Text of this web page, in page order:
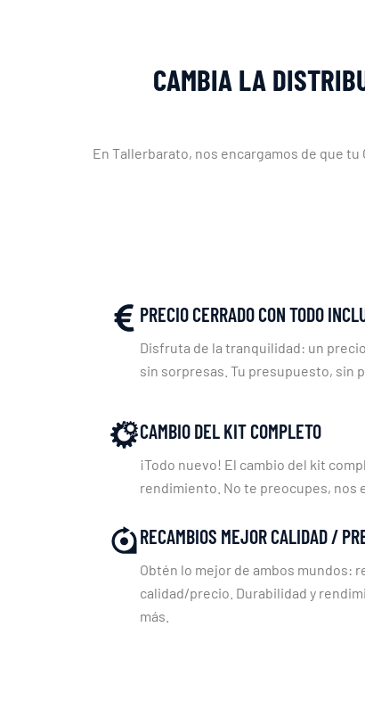
CAMBIA LA
En Tallerbarato, nos encargamos de que
PRECIO CERRADO CON TODO
Disfruta de la tranquilidad: un
sin sorpresas. Tu presupuesto, sin
CAMBIO DEL KIT COMPLETO
¡Todo nuevo! El cambio del kit
rendimiento. No te preocupes, nos
RECAMBIOS MEJOR CALIDAD /
Obtén lo mejor de ambos mundos:
calidad/precio. Durabilidad y
más.